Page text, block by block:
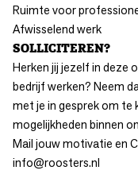
Ruimte voor
Afwisselend werk
SOLLICITEREN?
Herken jij jezelf in deze
bedrijf werken? Neem
met je in gesprek om te
mogelijkheden binnen
Mail jouw motivatie en
info@roosters.nl